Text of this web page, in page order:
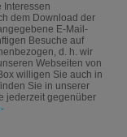
Interessen
dem Download der
E-Mail-
Besuche auf
d. h. wir
Webseiten von
willigen Sie auch in
Sie in unserer
jederzeit gegenüber